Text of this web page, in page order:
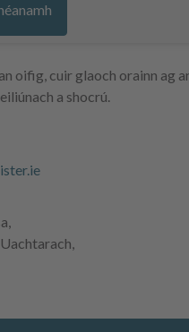
oifig, cuir glaoch orainn ag
a shocrú.